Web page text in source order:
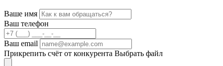
Ваше имя
Ваш телефон
Ваш email
Прикрепить счёт от конкурента Выбрать файл